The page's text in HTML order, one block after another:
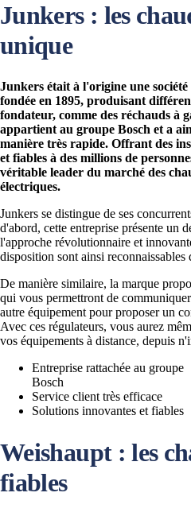
Junkers : les
unique
Junkers était à l'origine une
fondée en 1895, produisant
fondateur, comme des réchauds à
appartient au groupe Bosch et a
manière très rapide. Offrant des
et fiables à des millions de
véritable leader du marché des
électriques.
Junkers se distingue de ses
d'abord, cette entreprise présente un
l'approche révolutionnaire et
disposition sont ainsi
De manière similaire, la marque
qui vous permettront de
autre équipement pour proposer un
Avec ces régulateurs, vous aurez
vos équipements à distance, depuis
Entreprise rattachée au groupe
Bosch
Service client très efficace
Solutions innovantes et fiables
Weishaupt : les
fiables